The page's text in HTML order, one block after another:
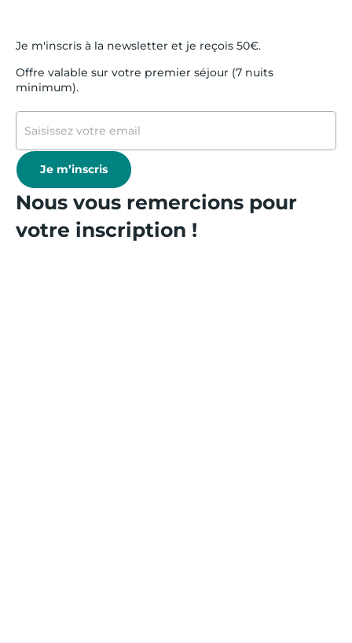
Je m'inscris à la newsletter et je reçois 50€.
Offre valable sur votre premier séjour (7 nuits
minimum).
Je m’inscris
Nous vous remercions pour
votre inscription !